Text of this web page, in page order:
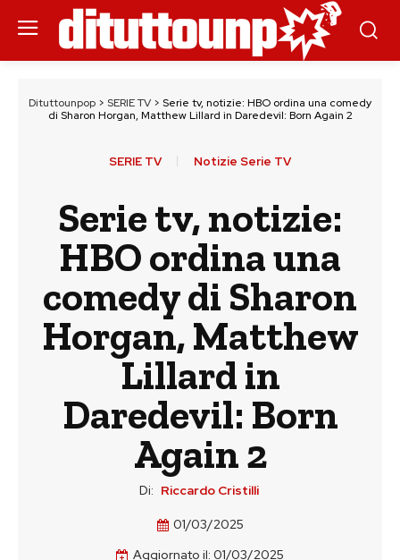
Dituttounpop > SERIE TV > Serie tv, notizie: HBO ordina una comedy
di Sharon Horgan, Matthew Lillard in Daredevil: Born Again 2
SERIE TV Notizie Serie TV
Serie tv, notizie:
HBO ordina una
comedy di Sharon
Horgan, Matthew
Lillard in
Daredevil: Born
Again 2
Di: Riccardo Cristilli
01/03/2025
Aggiornato il: 01/03/2025